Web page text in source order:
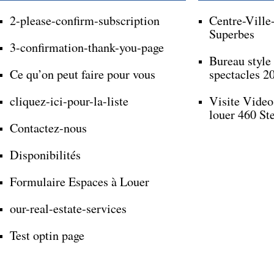
2-please-confirm-subscription
3-confirmation-thank-you-page
Ce qu’on peut faire pour vous
cliquez-ici-pour-la-liste
Contactez-nous
Disponibilités
Formulaire Espaces à Louer
our-real-estate-services
Test optin page
Centre-
Superbes
Bureau
spectacles
Visite
louer 460